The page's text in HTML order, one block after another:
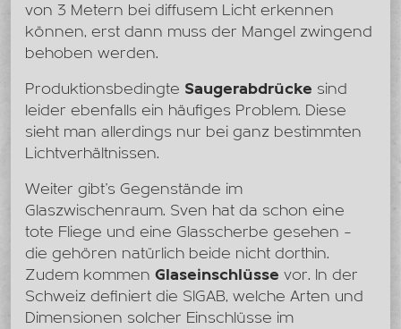
von 3 Metern bei diffusem Licht erkennen
können, erst dann muss der Mangel zwingend
behoben werden.
Produktionsbedingte Saugerabdrücke sind
leider ebenfalls ein häufiges Problem. Diese
sieht man allerdings nur bei ganz bestimmten
Lichtverhältnissen.
Weiter gibt’s Gegenstände im
Glaszwischenraum. Sven hat da schon eine
tote Fliege und eine Glasscherbe gesehen –
die gehören natürlich beide nicht dorthin.
Zudem kommen Glaseinschlüsse vor. In der
Schweiz definiert die SIGAB, welche Arten und
Dimensionen solcher Einschlüsse im